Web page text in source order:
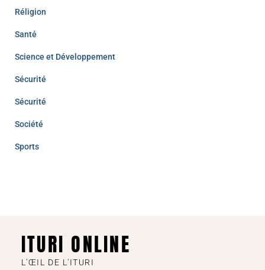
Réligion
Santé
Science et Développement
Sécurité
Sécurité
Société
Sports
ITURI ONLINE
L'ŒIL DE L'ITURI